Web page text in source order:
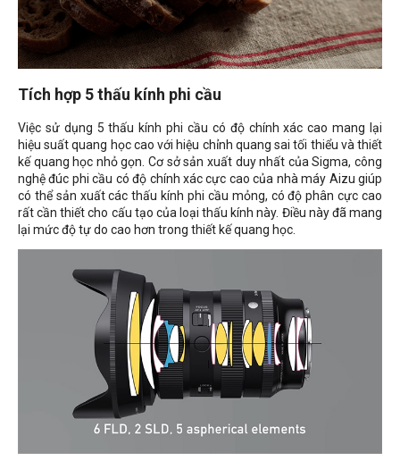
Tích hợp 5 thấu kính phi cầu
Việc sử dụng 5 thấu kính phi cầu có độ chính xác cao mang lại
hiệu suất quang học cao với hiệu chỉnh quang sai tối thiểu và thiết
kế quang học nhỏ gọn. Cơ sở sản xuất duy nhất của Sigma, công
nghệ đúc phi cầu có độ chính xác cực cao của nhà máy Aizu giúp
có thể sản xuất các thấu kính phi cầu mỏng, có độ phân cực cao
rất cần thiết cho cấu tạo của loại thấu kính này. Điều này đã mang
lại mức độ tự do cao hơn trong thiết kế quang học.